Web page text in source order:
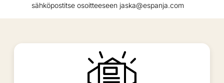
sähköpostitse osoitteeseen jaska@espanja.com